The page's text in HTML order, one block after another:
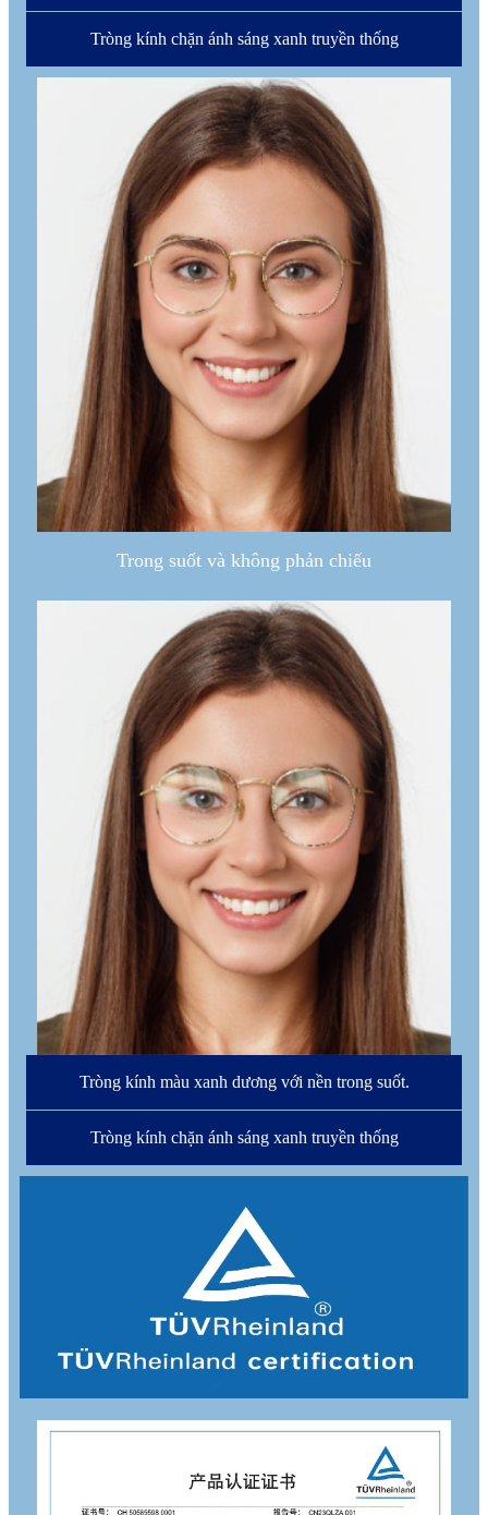
Tròng kính chặn ánh sáng xanh truyền thống
Trong suốt và không phản chiếu
Tròng kính màu xanh dương với nền trong suốt.
Tròng kính chặn ánh sáng xanh truyền thống